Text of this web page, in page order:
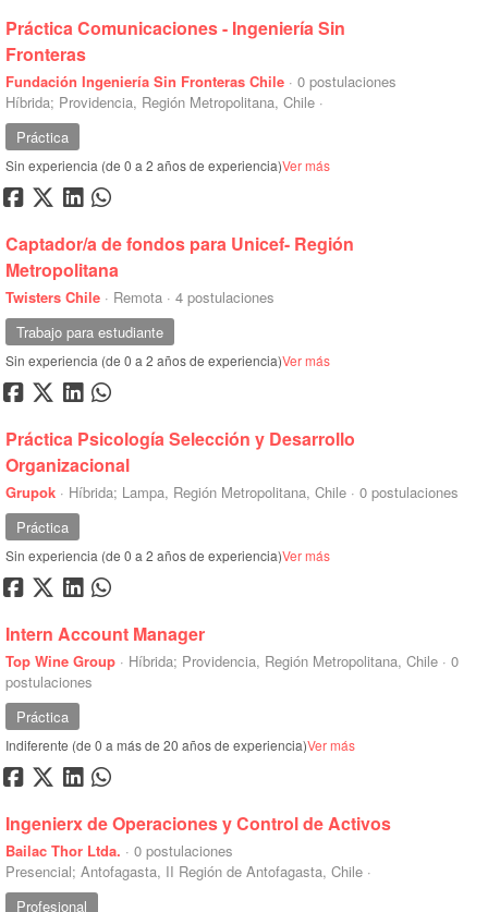
Práctica Comunicaciones - Ingeniería Sin
Fronteras
Fundación Ingeniería Sin Fronteras Chile ·
Híbrida; Providencia, Región Metropolitana, Chile ·
0 postulaciones
Práctica
Sin experiencia (de 0 a 2 años de experiencia)Ver más
Captador/a de fondos para Unicef- Región
Metropolitana
Twisters Chile · Remota · 4 postulaciones
Trabajo para estudiante
Sin experiencia (de 0 a 2 años de experiencia)Ver más
Práctica Psicología Selección y Desarrollo
Organizacional
Grupok · Híbrida; Lampa, Región Metropolitana, Chile · 0 postulaciones
Práctica
Sin experiencia (de 0 a 2 años de experiencia)Ver más
Intern Account Manager
Top Wine Group · Híbrida; Providencia, Región Metropolitana, Chile · 0
postulaciones
Práctica
Indiferente (de 0 a más de 20 años de experiencia)Ver más
Ingenierx de Operaciones y Control de Activos
Bailac Thor Ltda. ·
Presencial; Antofagasta, II Región de Antofagasta, Chile ·
0 postulaciones
Profesional